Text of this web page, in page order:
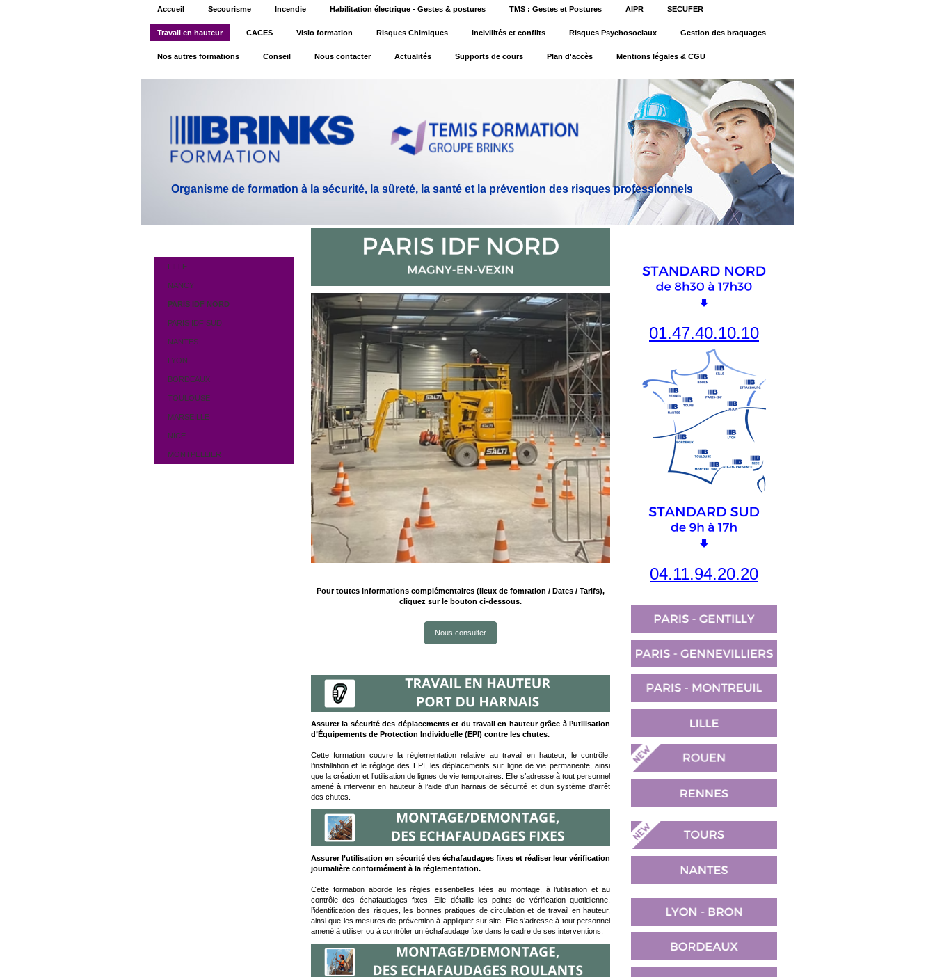
Accueil Secourisme Incendie Habilitation électrique - Gestes & postures TMS : Gestes et Postures AIPR SECUFER
Travail en hauteur CACES Visio formation Risques Chimiques Incivilités et conflits Risques Psychosociaux Gestion des braquages
Nos autres formations Conseil Nous contacter Actualités Supports de cours Plan d'accès Mentions légales & CGU
Organisme de formation à la sécurité, la sûreté, la santé et la prévention des risques professionnels
LILLE
NANCY
PARIS IDF NORD
PARIS IDF SUD
NANTES
LYON
BORDEAUX
TOULOUSE
MARSEILLE
NICE
MONTPELLIER
Pour toutes informations complémentaires (lieux de fomration / Dates / Tarifs),
cliquez sur le bouton ci-dessous.
Nous consulter
Assurer la sécurité des déplacements et du travail en hauteur grâce à l’utilisation
d’Équipements de Protection Individuelle (EPI) contre les chutes.
Cette formation couvre la réglementation relative au travail en hauteur, le contrôle,
l’installation et le réglage des EPI, les déplacements sur ligne de vie permanente, ainsi
que la création et l’utilisation de lignes de vie temporaires. Elle s’adresse à tout personnel
amené à intervenir en hauteur à l’aide d’un harnais de sécurité et d’un système d’arrêt
des chutes.
Assurer l’utilisation en sécurité des échafaudages fixes et réaliser leur vérification
journalière conformément à la réglementation.
Cette formation aborde les règles essentielles liées au montage, à l’utilisation et au
contrôle des échafaudages fixes. Elle détaille les points de vérification quotidienne,
l’identification des risques, les bonnes pratiques de circulation et de travail en hauteur,
ainsi que les mesures de prévention à appliquer sur site. Elle s’adresse à tout personnel
amené à utiliser ou à contrôler un échafaudage fixe dans le cadre de ses interventions.
01.47.40.10.10
04.11.94.20.20